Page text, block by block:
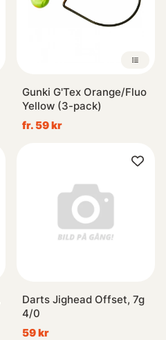
Gunki G'Tex Orange/Fluo
Yellow (3-pack)
fr. 59 kr
Darts Jighead Offset, 7g
4/0
59 kr